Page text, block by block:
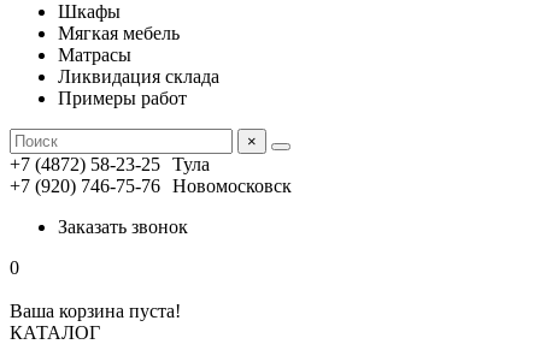
Шкафы
Мягкая мебель
Матрасы
Ликвидация склада
Примеры работ
×
+7 (4872) 58-23-25 Тула
+7 (920) 746-75-76 Новомосковск
Заказать звонок
0
Ваша корзина пуста!
КАТАЛОГ